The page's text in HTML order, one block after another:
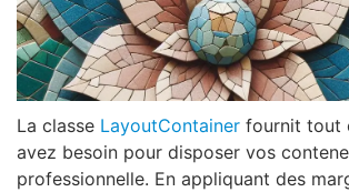
La classe LayoutContainer fournit tout
avez besoin pour disposer vos
professionnelle. En appliquant des